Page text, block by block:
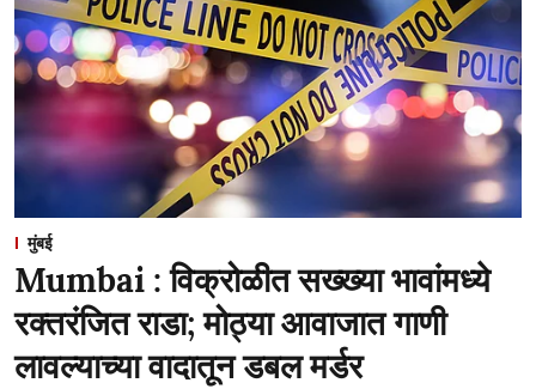
मुंबई
Mumbai : विक्रोळीत सख्ख्या भावांमध्ये
रक्तरंजित राडा; मोठ्या आवाजात गाणी
लावल्याच्या वादातून डबल मर्डर